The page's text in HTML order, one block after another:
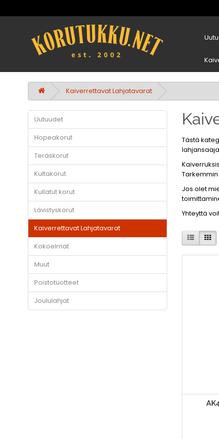
Kaiverrettavat Lahjatavarat
Uutuudet
Hopeakorut
Teräskorut
Kultakorut
Kullatut korut
Lävistyskorut
Kaiverrettavat Lahjatavarat
Kokoelmat
Muut
Poistotuotteet
Joululahjat
Tästä
Jos olet
Yhteyttä